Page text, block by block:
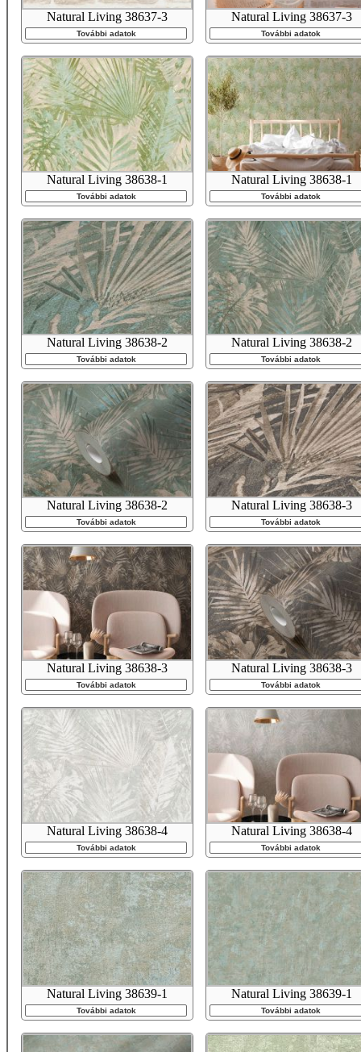
Natural Living 38637-3
További adatok
Natural Living 38637-3
További adatok
Natural Living 38638-1
További adatok
Natural Living 38638-1
További adatok
Natural Living 38638-2
További adatok
Natural Living 38638-2
További adatok
Natural Living 38638-2
További adatok
Natural Living 38638-3
További adatok
Natural Living 38638-3
További adatok
Natural Living 38638-3
További adatok
Natural Living 38638-4
További adatok
Natural Living 38638-4
További adatok
Natural Living 38639-1
További adatok
Natural Living 38639-1
További adatok